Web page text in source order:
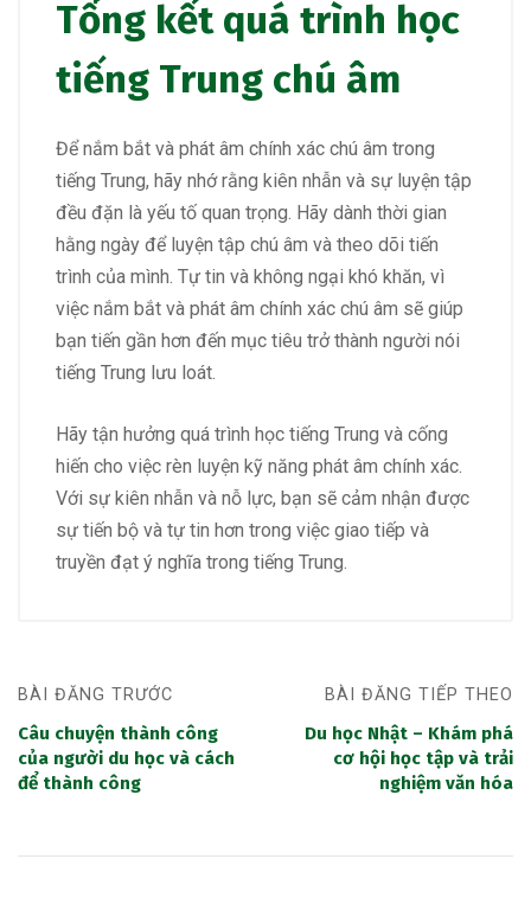
Tổng kết quá trình học
tiếng Trung chú âm
Để nắm bắt và phát âm chính xác chú âm trong
tiếng Trung, hãy nhớ rằng kiên nhẫn và sự luyện tập
đều đặn là yếu tố quan trọng. Hãy dành thời gian
hằng ngày để luyện tập chú âm và theo dõi tiến
trình của mình. Tự tin và không ngại khó khăn, vì
việc nắm bắt và phát âm chính xác chú âm sẽ giúp
bạn tiến gần hơn đến mục tiêu trở thành người nói
tiếng Trung lưu loát.
Hãy tận hưởng quá trình học tiếng Trung và cống
hiến cho việc rèn luyện kỹ năng phát âm chính xác.
Với sự kiên nhẫn và nỗ lực, bạn sẽ cảm nhận được
sự tiến bộ và tự tin hơn trong việc giao tiếp và
truyền đạt ý nghĩa trong tiếng Trung.
BÀI ĐĂNG TRƯỚC
Câu chuyện thành công
của người du học và cách
để thành công
BÀI ĐĂNG TIẾP THEO
Du học Nhật – Khám phá
cơ hội học tập và trải
nghiệm văn hóa